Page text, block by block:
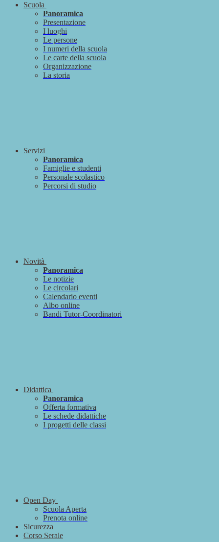
Scuola
Panoramica
Presentazione
I luoghi
Le persone
I numeri della scuola
Le carte della scuola
Organizzazione
La storia
Servizi
Panoramica
Famiglie e studenti
Personale scolastico
Percorsi di studio
Novità
Panoramica
Le notizie
Le circolari
Calendario eventi
Albo online
Bandi Tutor-Coordinatori
Didattica
Panoramica
Offerta formativa
Le schede didattiche
I progetti delle classi
Open Day
Scuola Aperta
Prenota online
Sicurezza
Corso Serale